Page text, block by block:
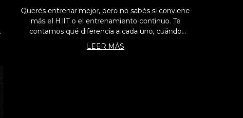
Querés entrenar mejor, pero no sabés si conviene
más el HIIT o el entrenamiento continuo. Te
contamos qué diferencia a cada uno, cuándo
aplicarlos y cómo encontrar el equilibrio perfecto
para llevar tu rendimiento al siguiente nivel.
LEER MÁS